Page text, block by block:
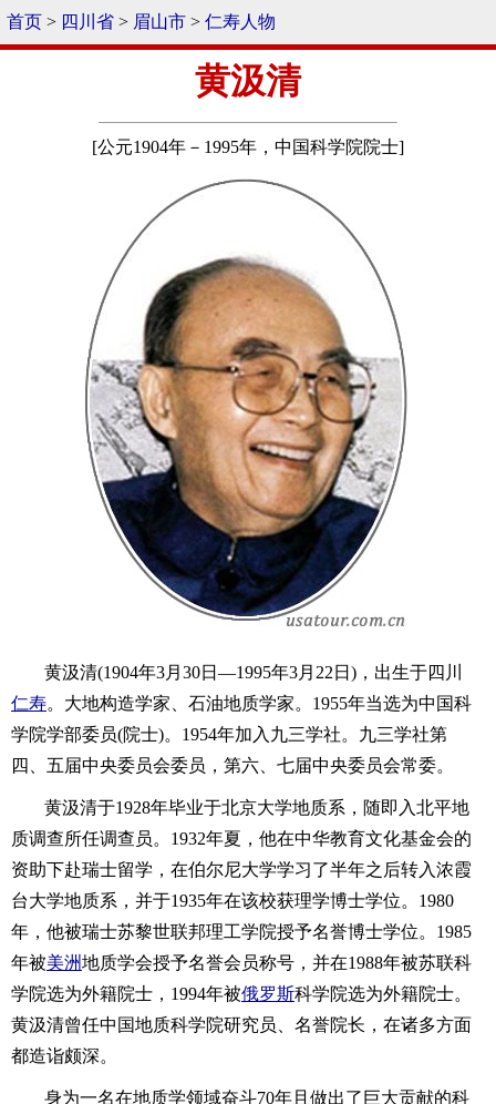
首页 > 四川省 > 眉山市 > 仁寿人物
黄汲清
[公元1904年－1995年，中国科学院院士]
黄汲清(1904年3月30日—1995年3月22日)，出生于四川
仁寿。大地构造学家、石油地质学家。1955年当选为中国科
学院学部委员(院士)。1954年加入九三学社。九三学社第
四、五届中央委员会委员，第六、七届中央委员会常委。
黄汲清于1928年毕业于北京大学地质系，随即入北平地
质调查所任调查员。1932年夏，他在中华教育文化基金会的
资助下赴瑞士留学，在伯尔尼大学学习了半年之后转入浓霞
台大学地质系，并于1935年在该校获理学博士学位。1980
年，他被瑞士苏黎世联邦理工学院授予名誉博士学位。1985
年被美洲地质学会授予名誉会员称号，并在1988年被苏联科
学院选为外籍院士，1994年被俄罗斯科学院选为外籍院士。
黄汲清曾任中国地质科学院研究员、名誉院长，在诸多方面
都造诣颇深。
身为一名在地质学领域奋斗70年且做出了巨大贡献的科